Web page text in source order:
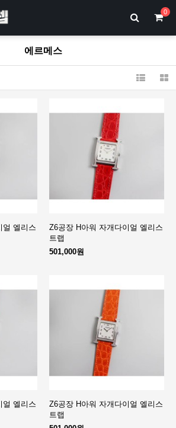
0
에르메스
얼 엘리스
Z6공장 H아워 자개다이얼 엘리스
트랩
501,000원
얼 엘리스
Z6공장 H아워 자개다이얼 엘리스
트랩